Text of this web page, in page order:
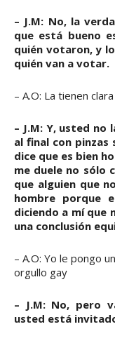
– J.M: No, la
que está bueno
quién votaron, y
quién van a votar.
– A.O: La tienen
– J.M: Y, usted
al final con pinzas
dice que es bien
me duele no sólo
que alguien que
hombre porque
diciendo a mí que
una conclusión
– A.O: Yo le pongo
orgullo gay
– J.M: No, pero
usted está